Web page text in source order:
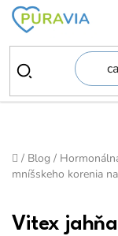
Prejsť
obsah
Domov
/ Blog /
mníšskeho korenia
Vitex